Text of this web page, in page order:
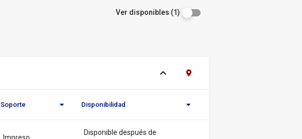
Ver disponibles (1)
Ver ejemplaresContacto Biblioteca Regional
Soporte
Disponibilidad
Disponible después de